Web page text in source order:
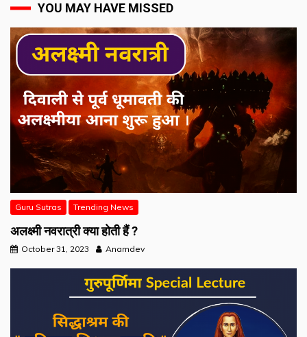
YOU MAY HAVE MISSED
Guru Sutras Trending News
अलक्ष्मी नवरात्री क्या होती हैं ?
October 31, 2023 Anamdev